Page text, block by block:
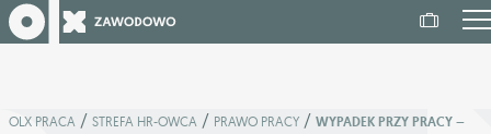
OLX PRACA / STREFA HR-OWCA / PRAWO PRACY / WYPADEK PRZY PRACY –